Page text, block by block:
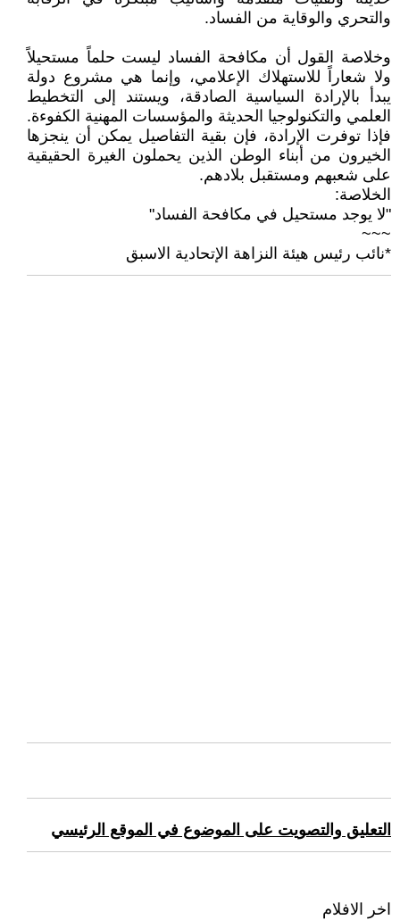
والتحري والوقاية من الفساد.
وخلاصة القول أن مكافحة الفساد ليست حلماً مستحيلاً
ولا شعاراً للاستهلاك الإعلامي، وإنما هي مشروع دولة
يبدأ بالإرادة السياسية الصادقة، ويستند إلى التخطيط
العلمي والتكنولوجيا الحديثة والمؤسسات المهنية الكفوءة.
فإذا توفرت الإرادة، فإن بقية التفاصيل يمكن أن ينجزها
الخيرون من أبناء الوطن الذين يحملون الغيرة الحقيقية
على شعبهم ومستقبل بلادهم.
الخلاصة:
"لا يوجد مستحيل في مكافحة الفساد"
~~~
*نائب رئيس هيئة النزاهة الإتحادية الاسبق
التعليق والتصويت على الموضوع في الموقع الرئيسي
اخر الافلام